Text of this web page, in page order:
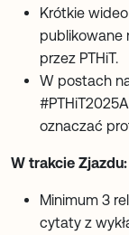
Krótkie
publikowane
przez PTHiT.
W postach
oznaczać
W trakcie Zjazdu:
Minimum 3
cytaty z